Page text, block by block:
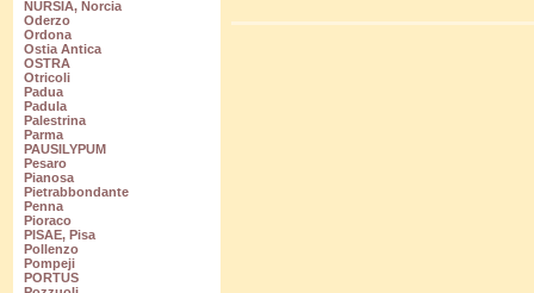
NURSIA, Norcia
Oderzo
Ordona
Ostia Antica
OSTRA
Otricoli
Padua
Padula
Palestrina
Parma
PAUSILYPUM
Pesaro
Pianosa
Pietrabbondante
Penna
Pioraco
PISAE, Pisa
Pollenzo
Pompeji
PORTUS